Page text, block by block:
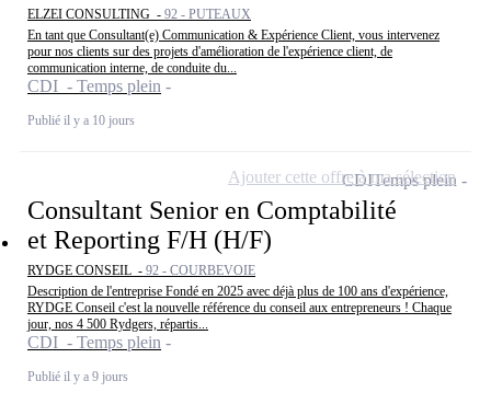
ELZEI CONSULTING - 92 - PUTEAUX
En tant que Consultant(e) Communication & Expérience Client, vous intervenez
pour nos clients sur des projets d'amélioration de l'expérience client, de
communication interne, de conduite du...
CDI - Temps plein
Publié il y a 10 jours
Consultant Senior en Comptabilité
et Reporting F/H (H/F)
RYDGE CONSEIL - 92 - COURBEVOIE
Description de l'entreprise Fondé en 2025 avec déjà plus de 100 ans d'expérience,
RYDGE Conseil c'est la nouvelle référence du conseil aux entrepreneurs ! Chaque
jour, nos 4 500 Rydgers, répartis...
CDI - Temps plein
Publié il y a 9 jours
CDITemps plein
Ajouter cette offre à ma sélection